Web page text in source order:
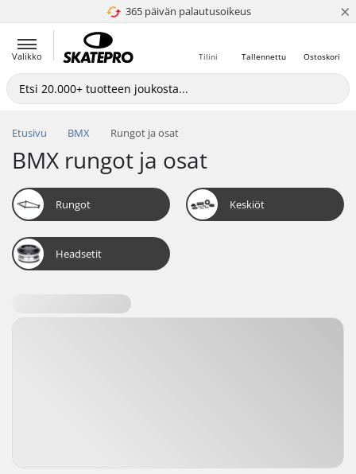
365 päivän palautusoikeus
4.8 / 5 ×
Valikko Ostoskori
Tallennettu
Tilini
Etusivu BMX Rungot ja osat
BMX rungot ja osat
Rungot Keskiöt
Headsetit